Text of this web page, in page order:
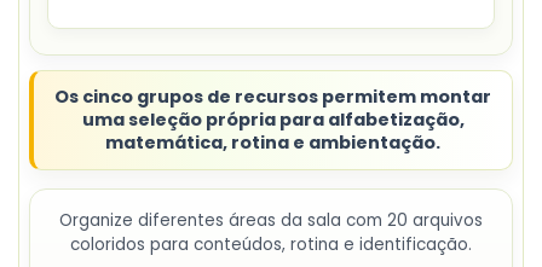
por quatro folhas A4.
Os cinco grupos de recursos permitem montar
uma seleção própria para alfabetização,
matemática, rotina e ambientação.
Organize diferentes áreas da sala com 20 arquivos
coloridos para conteúdos, rotina e identificação.